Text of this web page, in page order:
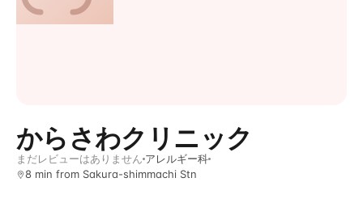
からさわクリニック
まだレビューはありません アレルギー科
8 min from Sakura-shimmachi Stn